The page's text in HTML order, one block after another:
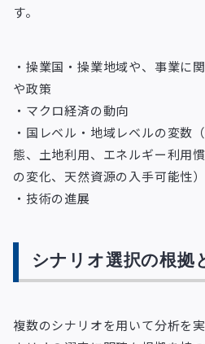
す。
・操業国・操業地域や、事業に
や政策
・マクロ経済の動向
・国レベル・地域レベルの変数
態、土地利用、エネルギー利用
の変化、天然資源の入手可能性）
・技術の進展
シナリオ選択の根拠
複数のシナリオを用いて分析を